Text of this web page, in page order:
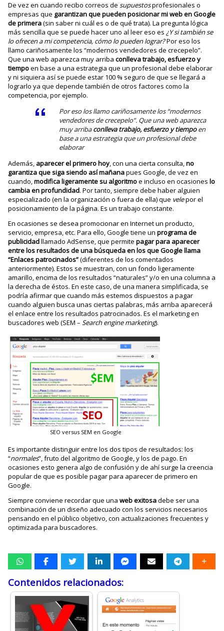
De vez en cuando recibo correos desupuestosprofesionales o
empresas que garantizanque pueden posicionar mi weben Google
de primera(sin saber ni cuál es o de qué trata). La pregunta lógica
más sencilla que se puede hacer uno al leer eso es¿Y si también se
lo ofrecen a mi competencia, cómo lo pueden lograr?Por eso los
llamo cariñosamente los “modernos vendedores de crecepelo”.
Que una web aparezca muy arribaconlleva trabajo, esfuerzo y
tiempoen base a una estrategia que un profesional debe elaborar
y ni siquiera así se puede estar 100 % seguro de que se llegará a
lograrlo ya que depende también de otros factores como la
competencia, por ejemplo.
Por eso los llamo cariñosamente los “modernos
vendedores de crecepelo”. Que una web aparezca
muy arribaconlleva trabajo, esfuerzo y tiempoen
base a una estrategia que un profesional debe
elaborar
Además, aparecer el primero hoy, con una cierta consulta,no
garantiza que siga siendo así mañanapues Google, de vez en
cuando,modifica ligeramente su algoritmoe incluso en ocasioneslo
cambia en profundidad. Por tanto, siempre debe haber alguien
especializado (en la organización o fuera de ella) que velepor el
posicionamiento de la página. Es un trabajo constante.
En ocasiones se desea promocionar en Internet un producto,
servicio, empresa, etc. Para ello, Google tiene unprograma de
publicidadllamado AdSense, que permitepagar para aparecer
entre los resultados de una búsqueda en los que Google llama
“Enlaces patrocinados”(diferentes de los comentados
anteriormente). Estos se muestran, con un fondo ligeramente
amarillo, encima de los resultados “naturales” y/o en una columna a
la derecha de éstos. En este caso, de una manera simplificada, se
podría afirmar que cuando más estemos dispuestos a pagar
cuando alguien busca unas ciertas palabras, más arriba aparecerá
el enlace entre los resultados patrocinados. Es el marketing en
buscadores web (SEM –Search engine marketing).
SEO versus SEM en Google
Es importante distinguir entre los dos tipos de resultados: los
“normales”, fruto del algoritmo de Google, y los de pago. En
ocasiones esto genera algo de confusión y de ahí surge la creencia
popular de que es posible pagar para aparecer de primero en
Google.
Siempre conviene recordar que unaweb exitosadebe ser una
combinación de un diseño adecuado con los servicios necesarios
pensando en el público objetivo, con actualizaciones frecuentes y
optimizada para buscadores.
Contenidos relacionados: